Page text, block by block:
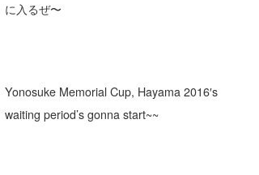
に入るぜ〜
Yonosuke Memorial Cup, Hayama 2016′s
waiting period’s gonna start~~